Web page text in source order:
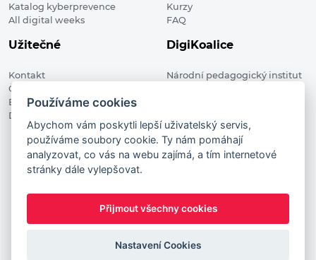
Katalog kyberprevence
All digital weeks
Kurzy
FAQ
Užitečné
Kontakt
Členské organizace
Blog
Digitalizace ve vzdělávání
DigiKoalice
Národní pedagogický institut
DigiKoalice 2021. All rights reserved
Vstup do administrace
This project has received funding from the European
Commission Innovation and Networks Executive Agency (now
Commission and the European Commission is not responsible
Používáme cookies
Abychom vám poskytli lepší uživatelský servis,
používáme soubory cookie. Ty nám pomáhají
analyzovat, co vás na webu zajímá, a tím internetové
stránky dále vylepšovat.
Přijmout všechny cookies
Nastavení Cookies